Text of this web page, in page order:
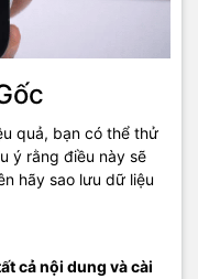
quả, bạn có thể thử
ý rằng điều này sẽ
hãy sao lưu dữ liệu
cả nội dung và cài